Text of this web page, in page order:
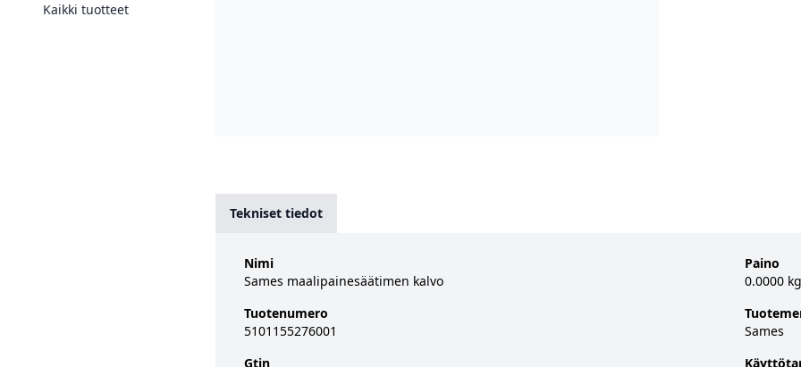
Kaikki tuotteet
Tekniset tiedot
Nimi
Sames maalipainesäätimen kalvo
Tuotenumero
5101155276001
Gtin
Paino
0.0000 kg
Sames